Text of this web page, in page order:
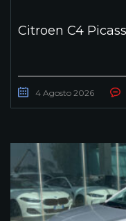
Citroen C4
4 Agosto 2026